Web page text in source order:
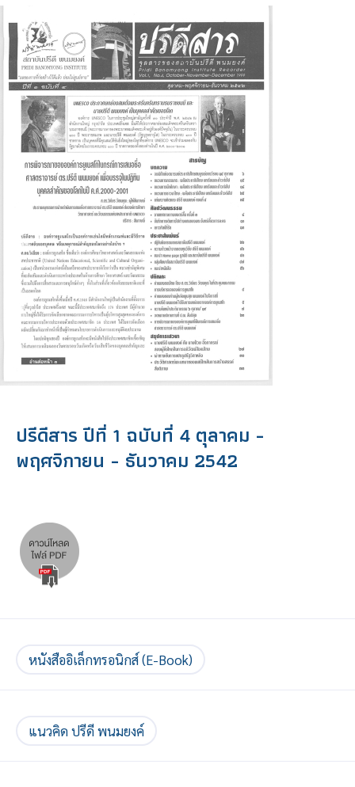
ปรีดีสาร ปีที่ 1 ฉบับที่ 4 ตุลาคม -
พฤศจิกายน - ธันวาคม 2542
หนังสืออิเล็กทรอนิกส์ (E-Book)
แนวคิด ปรีดี พนมยงค์